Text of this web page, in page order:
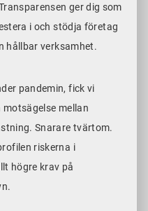
ger dig som
i och stödja företag
hållbar verksamhet.
pandemin, fick vi
mellan
Snarare tvärtom.
riskerna i
högre krav på